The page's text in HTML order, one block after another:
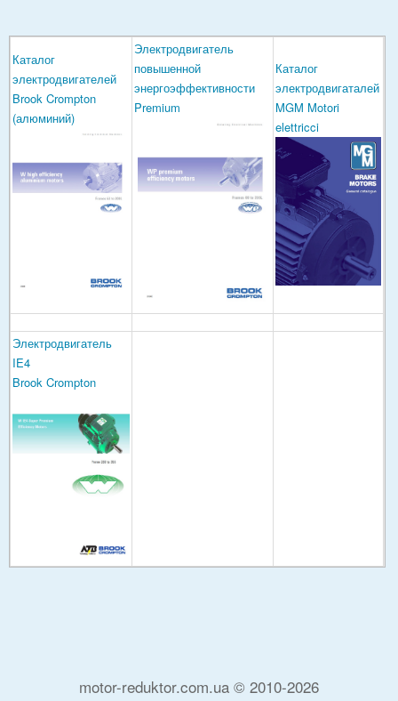
Каталог
электродвигателей
Brook Crompton
(алюминий)
Электродвигатель
повышенной
энергоэффективности
Premium
Каталог
электродвигаталей
MGM Motori
elettricci
Электродвигатель
IE4
Brook Crompton
motor-reduktor.com.ua © 2010-2026